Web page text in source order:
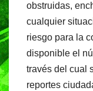
obstruidas,
cualquier
riesgo para la
disponible el
través del cual
reportes